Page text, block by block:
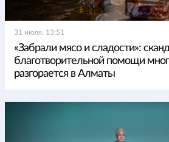
31 июля, 13:51
«Забрали мясо и сладости»:
благотворительной помощи
разгорается в Алматы